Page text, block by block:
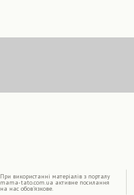
При використаннi матерiалiв з порталу
mama-tato.com.ua активне посилання
на нас обов'язкове.